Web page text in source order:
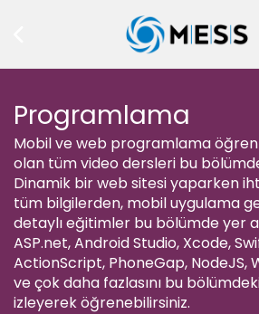
Programlama
Mobil ve web programlama
olan tüm video dersleri bu
Dinamik bir web sitesi yaparken
tüm bilgilerden, mobil uygulama
detaylı eğitimler bu bölümde yer
ASP.net, Android Studio, Xcode,
ActionScript, PhoneGap, NodeJS,
ve çok daha fazlasını bu
izleyerek öğrenebilirsiniz.